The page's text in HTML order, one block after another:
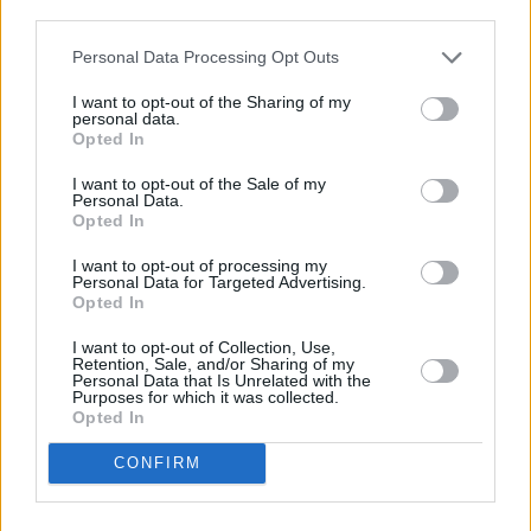
negar su consentimiento. Tenga en cuenta que algún
de su consentimiento, pero usted tiene el derecho de
rechazar tal procesamiento. Sus preferencias se aplicarán
cualquier momento entrando de nuevo en este sitio web o
visitando nuestra política de privacidad.
Personal Data Processing Opt Outs
I want to opt-out of the Sharing of my
personal data.
Opted In
I want to opt-out of the Sale of my
Personal Data.
Opted In
I want to opt-out of processing my
Personal Data for Targeted Advertising.
Opted In
I want to opt-out of Collection, Use,
Retention, Sale, and/or Sharing of my
Personal Data that Is Unrelated with the
Purposes for which it was collected.
Opted In
CONFIRM